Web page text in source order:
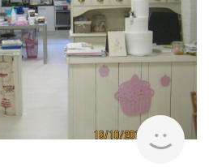
Arie